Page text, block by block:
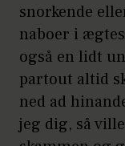
snorkende
naboer i
også en lidt
partout altid
ned ad
jeg dig, så